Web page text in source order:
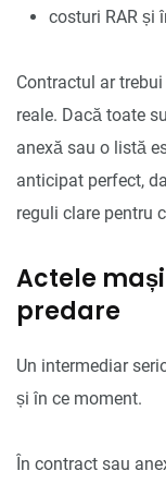
costuri RAR și
Contractul ar
reale. Dacă toate
anexă sau o listă
anticipat perfect,
reguli clare pentru
Actele
predare
Un intermediar
și în ce moment.
În contract sau